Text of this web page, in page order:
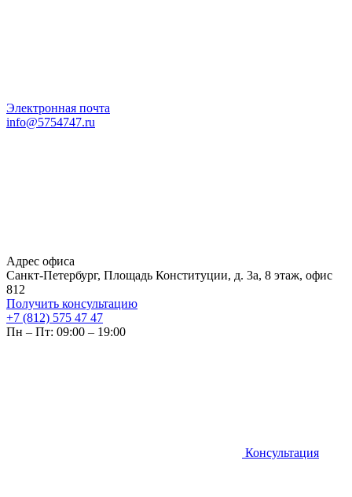
Электронная почта
info@5754747.ru
Адрес офиса
Санкт-Петербург, Площадь Конституции, д. 3а, 8 этаж, офис
812
Получить консультацию
+7 (812) 575 47 47
Пн – Пт: 09:00 – 19:00
Консультация